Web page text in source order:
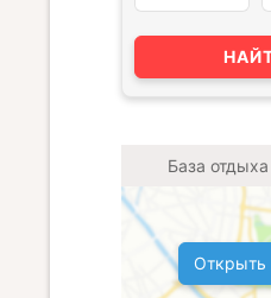
База
Открыть